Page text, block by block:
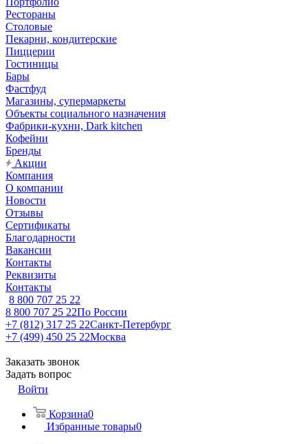
Рестораны
Столовые
Пекарни, кондитерские
Пиццерии
Гостиницы
Бары
Фастфуд
Магазины, супермаркеты
Объекты социального назначения
Фабрики-кухни, Dark kitchen
Кофейни
Бренды
Акции
Компания
О компании
Новости
Отзывы
Сертификаты
Благодарности
Вакансии
Контакты
Реквизиты
Контакты
8 800 707 25 22
8 800 707 25 22По России
+7 (812) 317 25 22Санкт-Петербург
+7 (499) 450 25 22Москва
Заказать звонок
Задать вопрос
Войти
Корзина0
Избранные товары0